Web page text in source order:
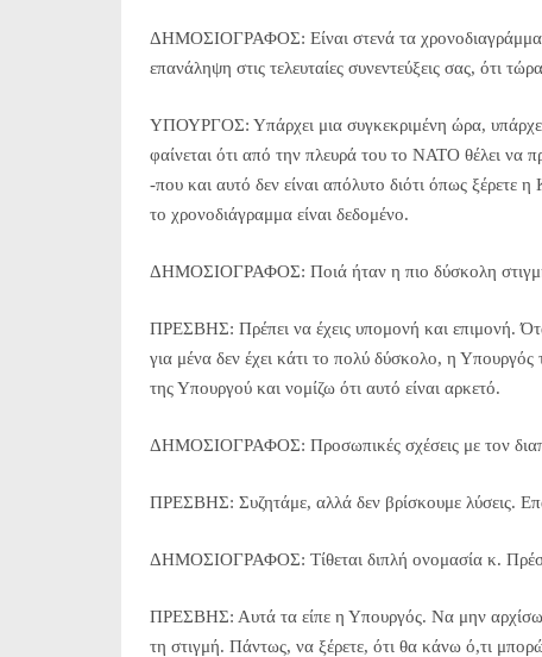
ΔΗΜΟΣΙΟΓΡΑΦΟΣ: Είναι στενά τα
επανάληψη στις τελευταίες συνεντεύξεις σας, ότι
ΥΠΟΥΡΓΟΣ: Υπάρχει μια συγκεκριμένη ώρα,
φαίνεται ότι από την πλευρά του το ΝΑΤΟ θέλει να
-που και αυτό δεν είναι απόλυτο διότι όπως
το χρονοδιάγραμμα είναι δεδομένο.
ΔΗΜΟΣΙΟΓΡΑΦΟΣ: Ποιά ήταν η πιο δύσκολη στιγμή
ΠΡΕΣΒΗΣ: Πρέπει να έχεις υπομονή και επιμονή.
για μένα δεν έχει κάτι το πολύ δύσκολο, η
της Υπουργού και νομίζω ότι αυτό είναι αρκετό.
ΔΗΜΟΣΙΟΓΡΑΦΟΣ: Προσωπικές σχέσεις με τον
ΠΡΕΣΒΗΣ: Συζητάμε, αλλά δεν βρίσκουμε λύσεις.
ΔΗΜΟΣΙΟΓΡΑΦΟΣ: Τίθεται διπλή ονομασία κ.
ΠΡΕΣΒΗΣ: Αυτά τα είπε η Υπουργός. Να μην
τη στιγμή. Πάντως, να ξέρετε, ότι θα κάνω ό,τι